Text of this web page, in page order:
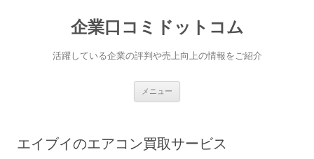
企業口コミドットコム
活躍している企業の評判や売上向上の情報をご紹介
メニュー
エイブイのエアコン買取サービス